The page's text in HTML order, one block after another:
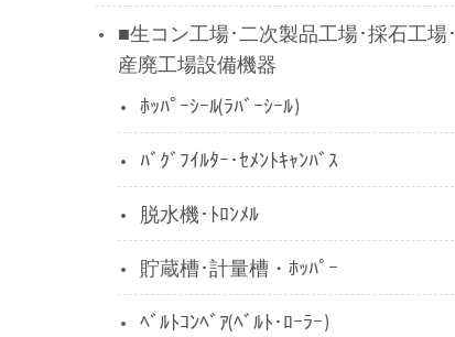
■生コン工場･二次製品工場･採石工場･
産廃工場設備機器
ﾎｯﾊﾟｰｼｰﾙ(ﾗﾊﾞｰｼｰﾙ)
ﾊﾞｸﾞﾌｲﾙﾀｰ･ｾﾒﾝﾄｷｬﾝﾊﾞｽ
脱水機･ﾄﾛﾝﾒﾙ
貯蔵槽･計量槽・ﾎｯﾊﾟｰ
ﾍﾞﾙﾄｺﾝﾍﾞｱ(ﾍﾞﾙﾄ･ﾛｰﾗｰ)